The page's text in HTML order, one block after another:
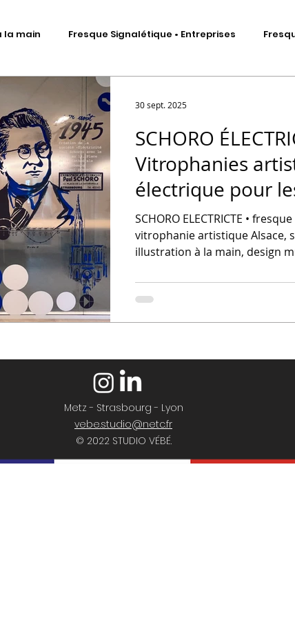
la main Fresque Signalétique • Entreprises
Signalétique • Sculptures DA • Identité visuelle
Scénographie d'exposition Total covering véhicules
SCHORO
Vitrophanies
électrique pour
l'entreprise
SCHORO ELECTRICTE •
vitrophanie artistique Alsace,
illustration à la main, design
projet sur-mesure, art mural
vitrophanie floutée.
30 sept. 2025
Metz - Strasbourg - Lyon
vebe.studio@netc.fr
© 2022 STUDIO VÉBÉ.